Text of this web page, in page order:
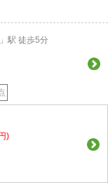
駅 徒歩5分
)